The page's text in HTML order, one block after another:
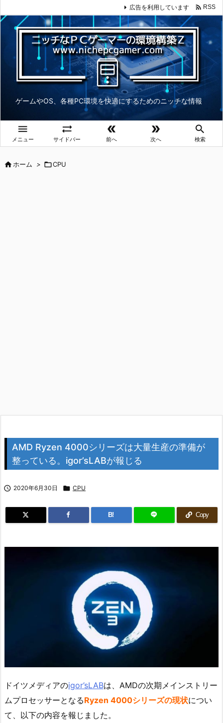
ゲームやOS、各種PC環境を快適にするためのニッチな情報

メニュー

サイドバー

前へ

次へ

検索
広告を利用しています  RSS
ホーム > CPU
AMD Ryzen 4000シリーズは大量生産の準備が
整っている。igor’sLABが報じる
 2020年6月30日  CPU
B! Copy
ドイツメディアのigor’sLABは、AMDの次期メインストリー
ムプロセッサーとなるRyzen 4000シリーズの現状につい
て、以下の内容を報じました。